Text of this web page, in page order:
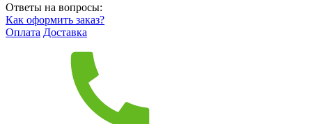
Ответы на вопросы:
Как оформить заказ?
Оплата Доставка